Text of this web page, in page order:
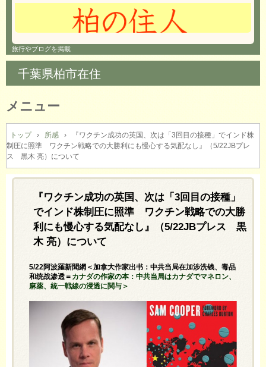
旅行やブログを掲載
千葉県柏市在住
メニュー
コ
ン
テ
ン
トップ › 所感 ›
『ワクチン成功の英国、次は「3回目の接種」でインド株
制圧に照準 ワクチン戦略での大勝利にも慢心する気配なし』（5/22JBプレ
ス 黒木 亮）について
『ワクチン成功の英国、次は「3回目の接種」
でインド株制圧に照準 ワクチン戦略での大勝
利にも慢心する気配なし』（5/22JBプレス 黒
木 亮）について
5/22阿波羅新聞網＜加拿大作家出书：中共当局在加涉洗钱、毒品
和统战渗透＝ カナダの作家の本：中共当局はカナダでマネロン、
麻薬、統一戦線の浸透に関与＞